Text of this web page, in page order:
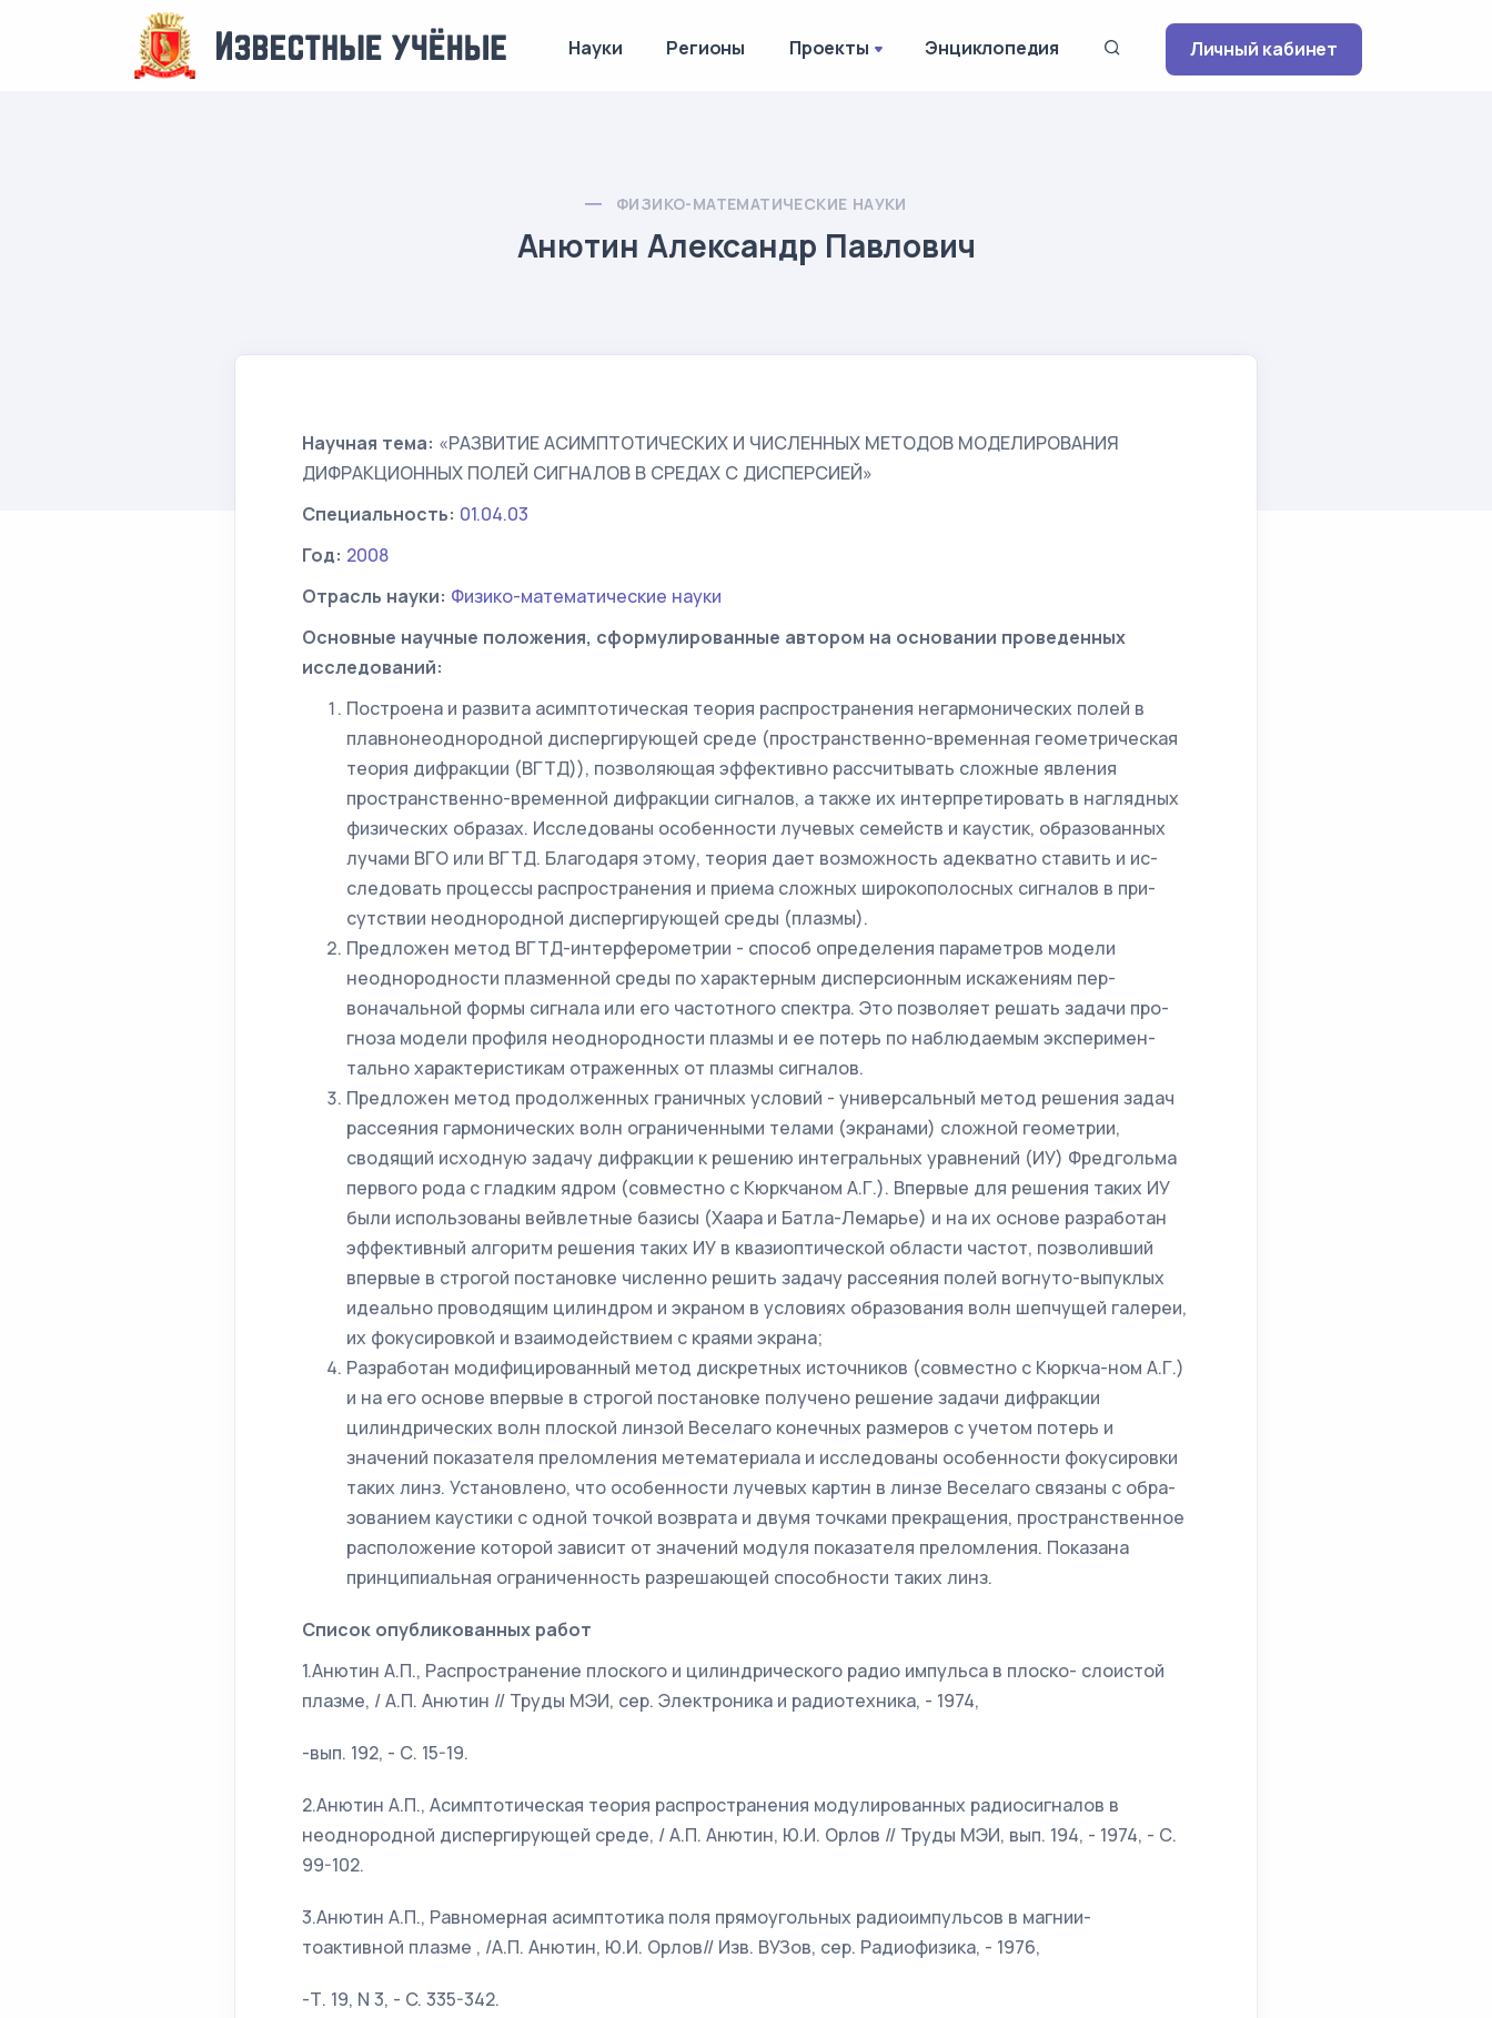
Науки Регионы Проекты Энциклопедия Личный кабинет
ФИЗИКО-МАТЕМАТИЧЕСКИЕ НАУКИ
Анютин Александр Павлович
Научная тема: «РАЗВИТИЕ АСИМПТОТИЧЕСКИХ И ЧИСЛЕННЫХ МЕТОДОВ МОДЕЛИРОВАНИЯ
ДИФРАКЦИОННЫХ ПОЛЕЙ СИГНАЛОВ В СРЕДАХ С ДИСПЕРСИЕЙ»
Специальность: 01.04.03
Год: 2008
Отрасль науки: Физико-математические науки
Основные научные положения, сформулированные автором на основании проведенных
исследований:
Построена и развита асимптотическая теория распространения негармонических по­лей в
плавнонеоднородной диспергирующей среде (пространственно-временная геометриче­ская
теория дифракции (ВГТД)), позволяющая эффективно рассчитывать сложные явления
пространственно-временной дифракции сигналов, а также их интерпретировать в наглядных
физических образах. Исследованы особенности лучевых семейств и каустик, образованных
лучами ВГО или ВГТД. Благодаря этому, теория дает возможность адекватно ставить и ис­
следовать процессы распространения и приема сложных широкополосных сигналов в при­
сутствии неоднородной диспергирующей среды (плазмы).
Предложен метод ВГТД-интерферометрии - способ определения параметров моде­ли
неоднородности плазменной среды по характерным дисперсионным искажениям пер­
воначальной формы сигнала или его частотного спектра. Это позволяет решать задачи про­
гноза модели профиля неоднородности плазмы и ее потерь по наблюдаемым эксперимен­
тально характеристикам отраженных от плазмы сигналов.
Предложен метод продолженных граничных условий - универсальный метод реше­ния задач
рассеяния гармонических волн ограниченными телами (экранами) сложной гео­метрии,
сводящий исходную задачу дифракции к решению интегральных уравнений (ИУ) Фредгольма
первого рода с гладким ядром (совместно с Кюркчаном А.Г.). Впервые для ре­шения таких ИУ
были использованы вейвлетные базисы (Хаара и Батла-Лемарье) и на их основе разработан
эффективный алгоритм решения таких ИУ в квазиоптической области частот, позволивший
впервые в строгой постановке численно решить задачу рассеяния по­лей вогнуто-выпуклых
идеально проводящим цилиндром и экраном в условиях образования волн шепчущей галереи,
их фокусировкой и взаимодействием с краями экрана;
Разработан модифицированный метод дискретных источников (совместно с Кюркча-ном А.Г.)
и на его основе впервые в строгой постановке получено решение задачи дифрак­ции
цилиндрических волн плоской линзой Веселаго конечных размеров с учетом потерь и
значений показателя преломления метематериала и исследованы особенности фокусировки
таких линз. Установлено, что особенности лучевых картин в линзе Веселаго связаны с обра­
зованием каустики с одной точкой возврата и двумя точками прекращения, пространствен­ное
расположение которой зависит от значений модуля показателя преломления. Показана
принципиальная ограниченность разрешающей способности таких линз.
Список опубликованных работ
1.Анютин А.П., Распространение плоского и цилиндрического радио импульса в плоско- слоистой
плазме, / А.П. Анютин // Труды МЭИ, сер. Электроника и радиотехника, - 1974,
-вып. 192, - С. 15-19.
2.Анютин А.П., Асимптотическая теория распространения модулированных радиосигналов в
неоднородной диспергирующей среде, / А.П. Анютин, Ю.И. Орлов // Труды МЭИ, вып. 194, - 1974, - С.
99-102.
3.Анютин А.П., Равномерная асимптотика поля прямоугольных радиоимпульсов в магнии-
тоактивной плазме , /А.П. Анютин, Ю.И. Орлов// Изв. ВУЗов, сер. Радиофизика, - 1976,
-Т. 19, N 3, - C. 335-342.